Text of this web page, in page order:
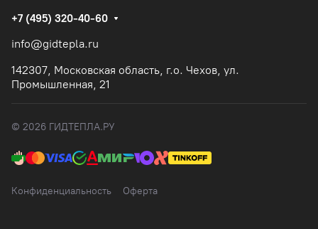
+7 (495) 320-40-60
info@gidtepla.ru
142307, Московская область, г.о. Чехов, ул.
Промышленная, 21
© 2026 ГИДТЕПЛА.РУ
Конфиденциальность Оферта